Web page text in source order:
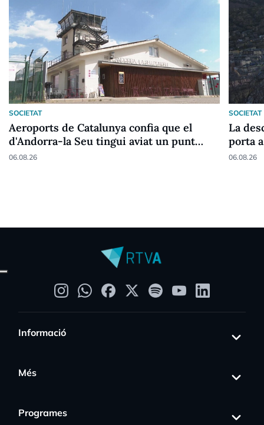
SOCIETAT
Aeroports de Catalunya confia que el
d'Andorra-la Seu tingui aviat un punt
fronterer Schengen
06.08.26
SOCIETAT
La
porta
06.08.26
Informació
Més
Programes